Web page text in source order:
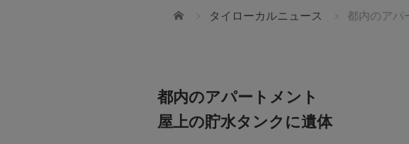
ホーム タイローカルニュース 都内のア
都内のアパートメント
屋上の貯水タンクに遺体